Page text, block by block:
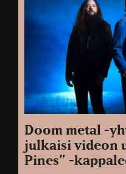
Doom metal -
julkaisi videon
Pines” -